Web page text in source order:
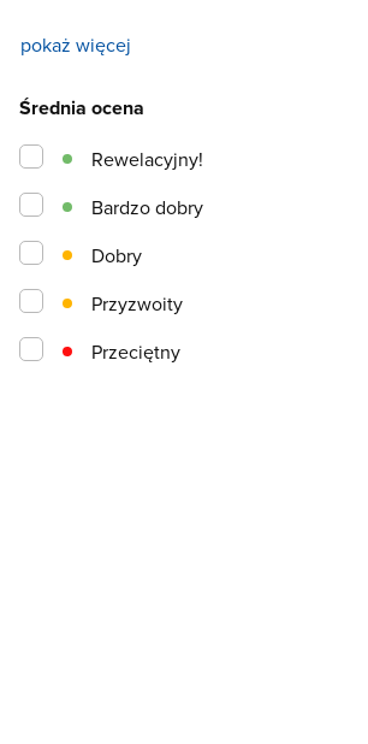
pokaż więcej
Średnia ocena
Przeciętny
Przyzwoity
Dobry
Bardzo dobry
Rewelacyjny!